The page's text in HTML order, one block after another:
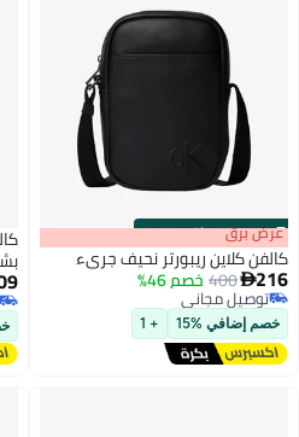
00m:00s
·باقي 100% عرض برق
كالفن كلاين ريبورتر نحيف جريء
216
400خصم 46%
توصيل مجاني
توصيل مجاني
خصم إضافي %15 + 1